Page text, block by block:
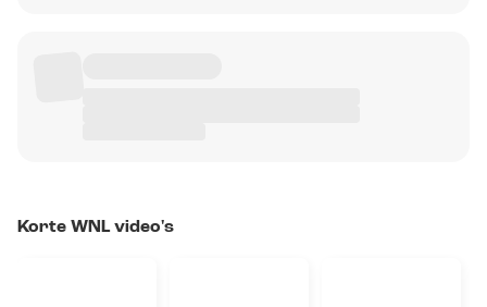
Korte WNL video's